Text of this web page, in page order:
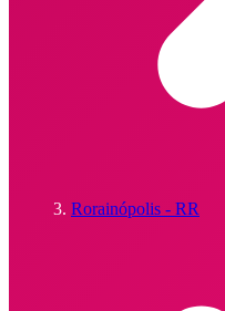
Rorainópolis - RR